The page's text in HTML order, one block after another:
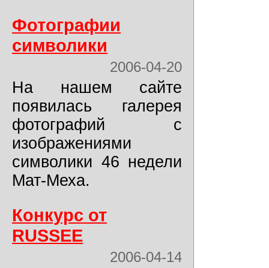
Фотографии
символики
2006-04-20
На нашем сайте
появилась галерея
фотографий с
изображениями
символики 46 недели
Мат-Меха.
Конкурс от
RUSSEE
2006-04-14